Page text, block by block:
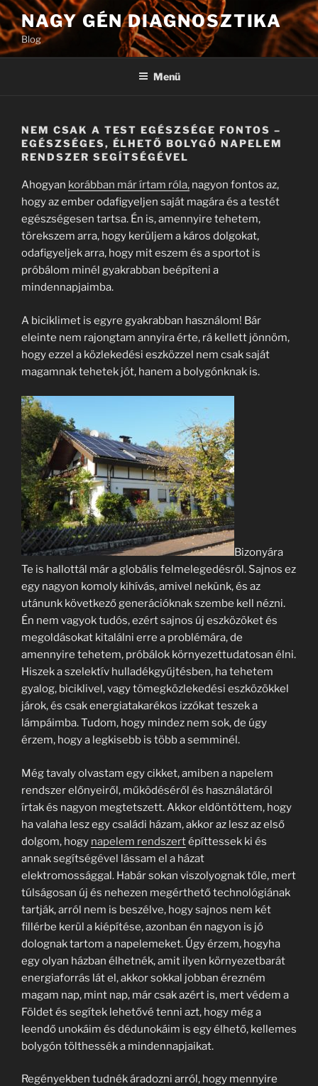
Tartalomhoz
NAGY GÉN DIAGNOSZTIKA
Blog
Menü
NEM CSAK A TEST EGÉSZSÉGE FONTOS –
EGÉSZSÉGES, ÉLHETŐ BOLYGÓ NAPELEM
RENDSZER SEGÍTSÉGÉVEL
Ahogyan korábban már írtam róla, nagyon fontos az,
hogy az ember odafigyeljen saját magára és a testét
egészségesen tartsa. Én is, amennyire tehetem,
törekszem arra, hogy kerüljem a káros dolgokat,
odafigyeljek arra, hogy mit eszem és a sportot is
próbálom minél gyakrabban beépíteni a
mindennapjaimba.
A biciklimet is egyre gyakrabban használom! Bár
eleinte nem rajongtam annyira érte, rá kellett jönnöm,
hogy ezzel a közlekedési eszközzel nem csak saját
magamnak tehetek jót, hanem a bolygónknak is.
Bizonyára
Te is hallottál már a globális felmelegedésről. Sajnos ez
egy nagyon komoly kihívás, amivel nekünk, és az
utánunk következő generációknak szembe kell nézni.
Én nem vagyok tudós, ezért sajnos új eszközöket és
megoldásokat kitalálni erre a problémára, de
amennyire tehetem, próbálok környezettudatosan élni.
Hiszek a szelektív hulladékgyűjtésben, ha tehetem
gyalog, biciklivel, vagy tömegközlekedési eszközökkel
járok, és csak energiatakarékos izzókat teszek a
lámpáimba. Tudom, hogy mindez nem sok, de úgy
érzem, hogy a legkisebb is több a semminél.
Még tavaly olvastam egy cikket, amiben a napelem
rendszer előnyeiről, működéséről és használatáról
írtak és nagyon megtetszett. Akkor eldöntöttem, hogy
ha valaha lesz egy családi házam, akkor az lesz az első
dolgom, hogy napelem rendszertépíttessek ki és
annak segítségével lássam el a házat
elektromossággal. Habár sokan viszolyognak tőle, mert
túlságosan új és nehezen megérthető technológiának
tartják, arról nem is beszélve, hogy sajnos nem két
fillérbe kerül a kiépítése, azonban én nagyon is jó
dolognak tartom a napelemeket. Úgy érzem, hogyha
egy olyan házban élhetnék, amit ilyen környezetbarát
energiaforrás lát el, akkor sokkal jobban érezném
magam nap, mint nap, már csak azért is, mert védem a
Földet és segítek lehetővé tenni azt, hogy még a
leendő unokáim és dédunokáim is egy élhető, kellemes
bolygón tölthessék a mindennapjaikat.
Regényekben tudnék áradozni arról, hogy mennyire